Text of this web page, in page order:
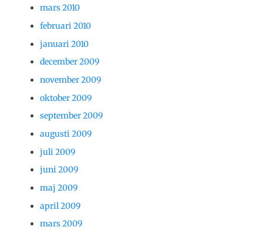
mars 2010
februari 2010
januari 2010
december 2009
november 2009
oktober 2009
september 2009
augusti 2009
juli 2009
juni 2009
maj 2009
april 2009
mars 2009